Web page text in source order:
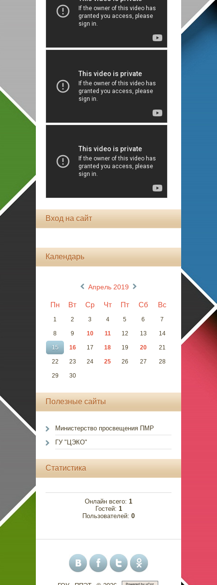
Вход на сайт
Календарь
Апрель 2019
Пн Вт Ср Чт Пт Сб Вс
1 2 3 4 5 6 7
8 9 10 11 12 13 14
15 16 17 18 19 20 21
22 23 24 25 26 27 28
29 30
Полезные сайты
Министерство просвещения ПМР
ГУ "ЦЭКО"
Статистика
Онлайн всего: 1
Гостей: 1
Пользователей: 0